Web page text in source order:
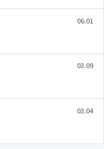
06.01
03.09
03.04